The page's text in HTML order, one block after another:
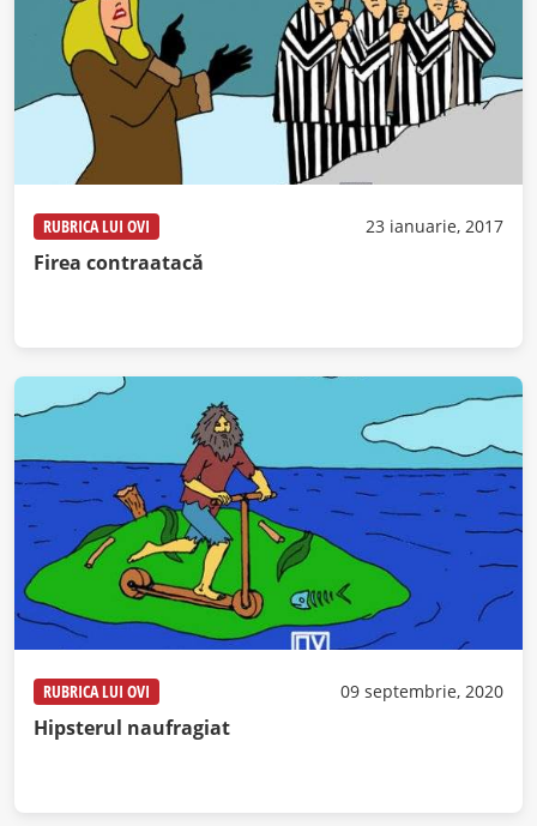
RUBRICA LUI OVI 23 ianuarie, 2017
Firea contraatacă
RUBRICA LUI OVI 09 septembrie, 2020
Hipsterul naufragiat